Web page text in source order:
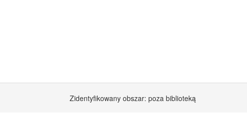
Zidentyfikowany obszar: poza biblioteką